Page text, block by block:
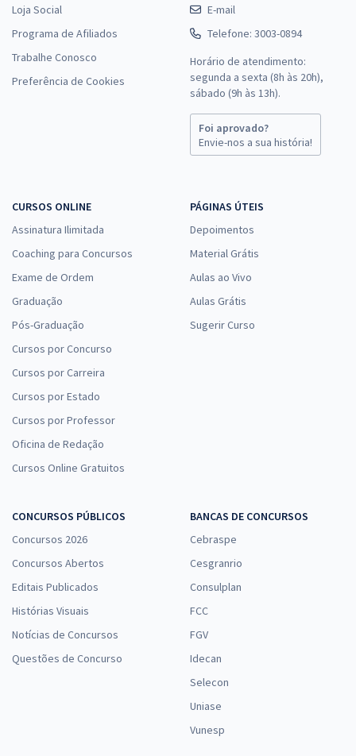
Loja Social
Programa de Afiliados
Trabalhe Conosco
Preferência de Cookies
E-mail
Telefone: 3003-0894
Horário de atendimento:
segunda a sexta (8h às 20h),
sábado (9h às 13h).
Foi aprovado?
Envie-nos a sua história!
CURSOS ONLINE
Assinatura Ilimitada
Coaching para Concursos
Exame de Ordem
Graduação
Pós-Graduação
Cursos por Concurso
Cursos por Carreira
Cursos por Estado
Cursos por Professor
Oficina de Redação
Cursos Online Gratuitos
PÁGINAS ÚTEIS
Depoimentos
Material Grátis
Aulas ao Vivo
Aulas Grátis
Sugerir Curso
CONCURSOS PÚBLICOS
Concursos 2026
Concursos Abertos
Editais Publicados
Histórias Visuais
Notícias de Concursos
Questões de Concurso
BANCAS DE CONCURSOS
Cebraspe
Cesgranrio
Consulplan
FCC
FGV
Idecan
Selecon
Uniase
Vunesp